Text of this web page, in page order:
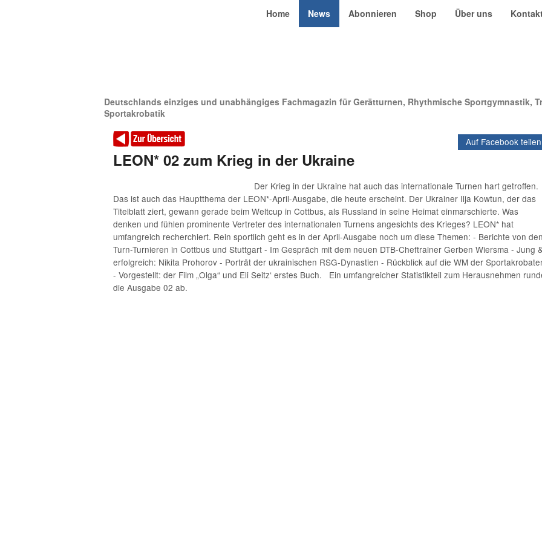
Home News Abonnieren Shop Über uns
Deutschlands einziges und unabhängiges Fachmagazin für Gerätturnen, Rhythmische Sportgymnastik,
Sportakrobatik
Auf Facebook teilen
LEON* 02 zum Krieg in der Ukraine
Der Krieg in der Ukraine hat auch das internationale Turnen hart getroffen.
Das ist auch das Hauptthema der LEON*-April-Ausgabe, die heute erscheint. Der Ukrainer Ilja Kowtun, der das
Titelblatt ziert, gewann gerade beim Weltcup in Cottbus, als Russland in seine Heimat einmarschierte. Was
denken und fühlen prominente Vertreter des internationalen Turnens angesichts des Krieges? LEON* hat
umfangreich recherchiert. Rein sportlich geht es in der April-Ausgabe noch um diese Themen: - Berichte von
Turn-Turnieren in Cottbus und Stuttgart - Im Gespräch mit dem neuen DTB-Cheftrainer Gerben Wiersma - Jung
erfolgreich: Nikita Prohorov - Porträt der ukrainischen RSG-Dynastien - Rückblick auf die WM der
- Vorgestellt: der Film „Olga“ und Eli Seitz‘ erstes Buch. Ein umfangreicher Statistikteil zum Herausnehmen
die Ausgabe 02 ab.